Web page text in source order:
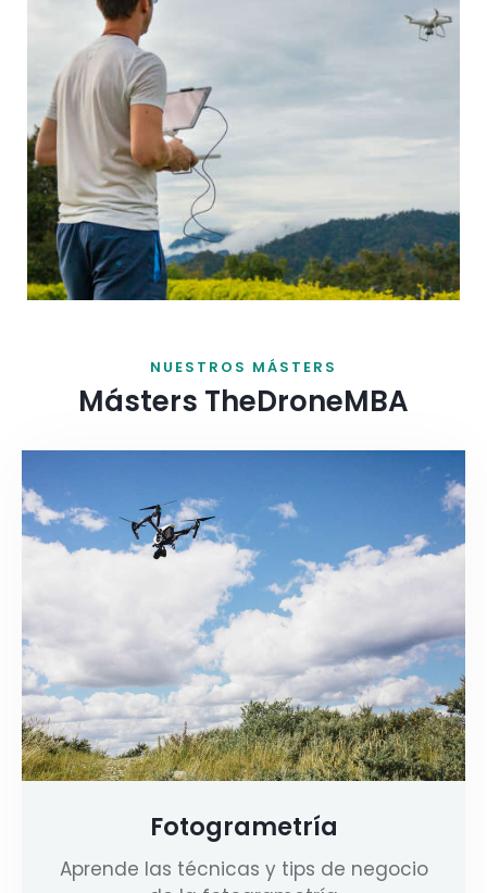
NUESTROS MÁSTERS
Másters TheDroneMBA
Fotogrametría
Aprende las técnicas y tips de negocio